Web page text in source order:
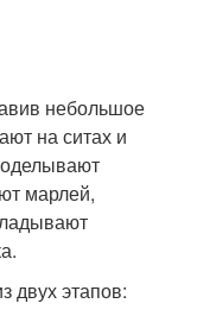
небольшое
на ситах и
марлей,
двух этапов: